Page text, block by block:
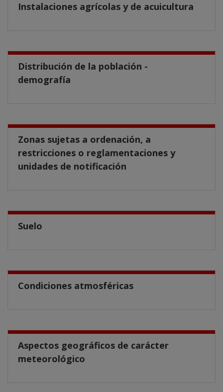
Instalaciones agrícolas y de acuicultura
Distribución de la población -
demografía
Zonas sujetas a ordenación, a
restricciones o reglamentaciones y
unidades de notificación
Suelo
Condiciones atmosféricas
Aspectos geográficos de carácter
meteorológico